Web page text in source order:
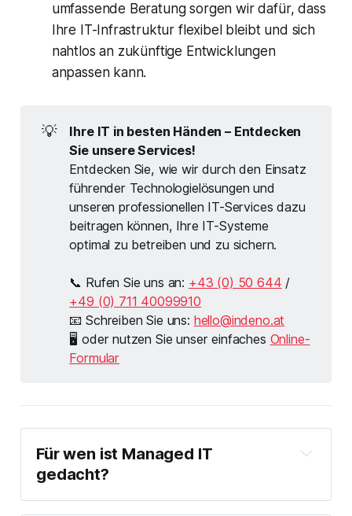
umfassende Beratung sorgen wir dafür, dass
Ihre IT-Infrastruktur flexibel bleibt und sich
nahtlos an zukünftige Entwicklungen
anpassen kann.
💡
Ihre IT in besten Händen – Entdecken
Sie unsere Services!
Entdecken Sie, wie wir durch den Einsatz
führender Technologielösungen und
unseren professionellen IT-Services dazu
beitragen können, Ihre IT-Systeme
optimal zu betreiben und zu sichern.
📞 Rufen Sie uns an: +43 (0) 50 644 /
+49 (0) 711 40099910
📧 Schreiben Sie uns: hello@indeno.at
🖥 oder nutzen Sie unser einfaches Online-
Formular
Für wen ist Managed IT
gedacht?